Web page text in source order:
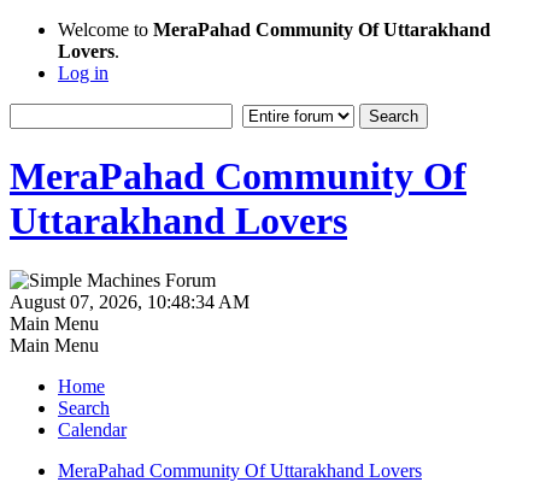
Welcome to MeraPahad Community Of Uttarakhand
Lovers.
Log in
MeraPahad Community Of
Uttarakhand Lovers
August 07, 2026, 10:48:34 AM
Main Menu
Main Menu
Home
Search
Calendar
MeraPahad Community Of Uttarakhand Lovers